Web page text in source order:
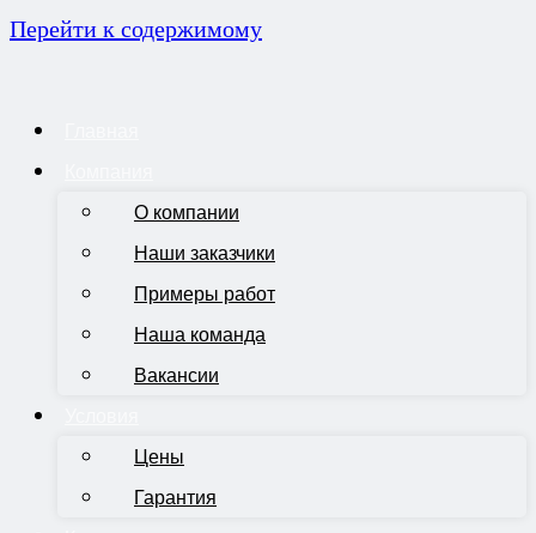
Перейти к содержимому
О компании
Наши заказчики
Примеры работ
Наша команда
Вакансии
Цены
Гарантия